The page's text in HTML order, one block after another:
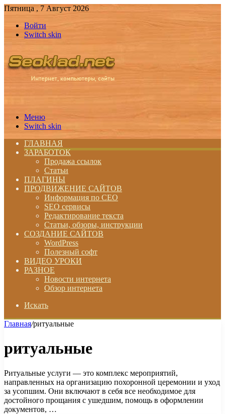
Пятница , 7 Август 2026
Войти
Switch skin
Меню
Switch skin
ГЛАВНАЯ
ЗАРАБОТОК
Продажа ссылок
Статьи
ПЛАГИНЫ
ПРОДВИЖЕНИЕ САЙТОВ
Информация по СЕО
SEO сервисы
Редактирование текста
Статьи, обзоры, инструкции
СОЗДАНИЕ САЙТОВ
WordPress
Полезный софт
ВИДЕО УРОКИ
РАЗНОЕ
Новости интернета
Обзор интернета
Искать
Главная/ритуальные
ритуальные
Ритуальные услуги — это комплекс мероприятий,
направленных на организацию похоронной церемонии и уход
за усопшим. Они включают в себя все необходимое для
достойного прощания с ушедшим, помощь в оформлении
документов, …